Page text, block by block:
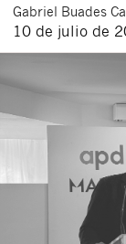
Gabriel Buades
10 de julio de